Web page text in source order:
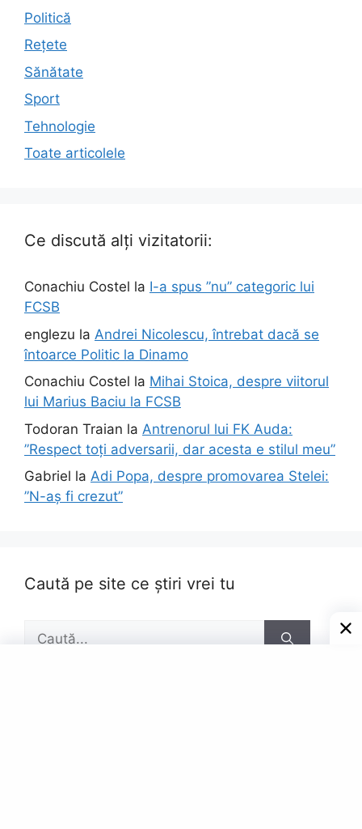
Politică
Rețete
Sănătate
Sport
Tehnologie
Toate articolele
Ce discută alți vizitatorii:
Conachiu Costel la I-a spus ”nu” categoric lui
FCSB
englezu la Andrei Nicolescu, întrebat dacă se
întoarce Politic la Dinamo
Conachiu Costel la Mihai Stoica, despre viitorul
lui Marius Baciu la FCSB
Todoran Traian la Antrenorul lui FK Auda:
”Respect toți adversarii, dar acesta e stilul meu”
Gabriel la Adi Popa, despre promovarea Stelei:
”N-aș fi crezut”
Caută pe site ce știri vrei tu
Caută
după: